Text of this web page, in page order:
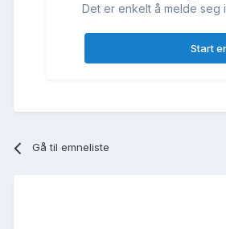
Det er enkelt å melde seg
Start
Gå til emneliste